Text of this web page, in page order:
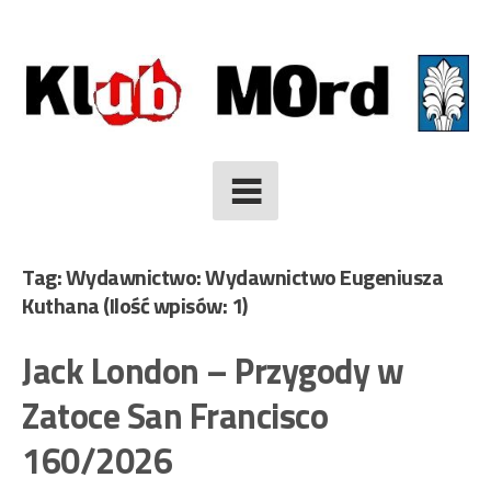
to
content
Tag: Wydawnictwo: Wydawnictwo Eugeniusza
Kuthana(Ilość wpisów: 1)
Jack London – Przygody w
Zatoce San Francisco
160/2026